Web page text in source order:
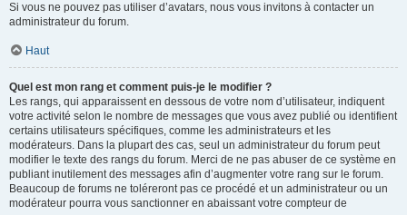
Si vous ne pouvez pas utiliser d’avatars, nous vous invitons à contacter un
administrateur du forum.
Haut
Quel est mon rang et comment puis-je le modifier ?
Les rangs, qui apparaissent en dessous de votre nom d’utilisateur, indiquent
votre activité selon le nombre de messages que vous avez publié ou identifient
certains utilisateurs spécifiques, comme les administrateurs et les
modérateurs. Dans la plupart des cas, seul un administrateur du forum peut
modifier le texte des rangs du forum. Merci de ne pas abuser de ce système en
publiant inutilement des messages afin d’augmenter votre rang sur le forum.
Beaucoup de forums ne toléreront pas ce procédé et un administrateur ou un
modérateur pourra vous sanctionner en abaissant votre compteur de